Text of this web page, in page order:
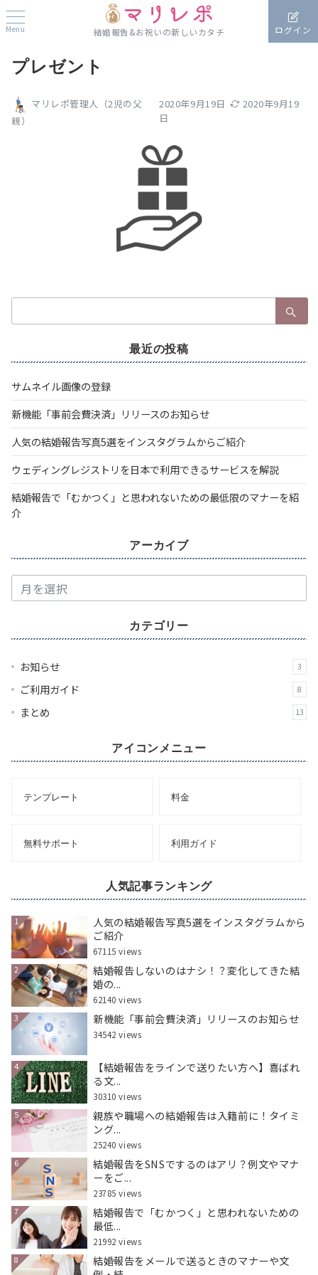
Menu 結婚報告&お祝いの新しいカタチ ログイン
プレゼント
2020年9月19日
2020年9月19
日
マリレポ管理人（2児の父
親）
索：
最近の投稿
サムネイル画像の登録
新機能「事前会費決済」リリースのお知らせ
人気の結婚報告写真5選をインスタグラムからご紹介
ウェディングレジストリを日本で利用できるサービスを解説
結婚報告で「むかつく」と思われないための最低限のマナーを紹
介
アーカイブ
ー
イ
カテゴリー
お知らせ 3
ご利用ガイド 8
まとめ 13
アイコンメニュー
テンプレート 料金
無料サポート 利用ガイド
人気記事ランキング
1
人気の結婚報告写真5選をインスタグラムから
ご紹介
67115 views
2
結婚報告しないのはナシ！？変化してきた結
婚の...
62140 views
3 新機能「事前会費決済」リリースのお知らせ
34542 views
4
【結婚報告をラインで送りたい方へ】喜ばれ
る文...
30310 views
5
親族や職場への結婚報告は入籍前に！タイミ
ング...
25240 views
6
結婚報告をSNSでするのはアリ？例文やマナ
ーをご...
23785 views
7
結婚報告で「むかつく」と思われないための
最低...
21992 views
8
結婚報告をメールで送るときのマナーや文